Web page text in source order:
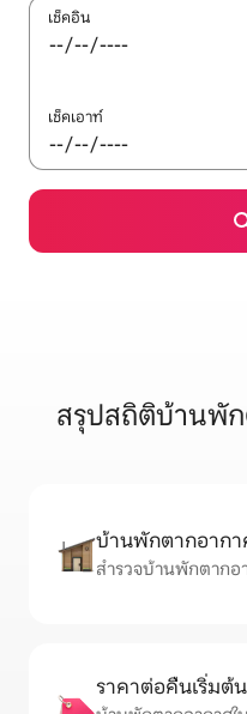
เช็คอิน
เช็คเอาท์
สรุปสถิติบ้านพัก
บ้านพักตากอาก
สำรวจบ้านพักตากอ
ราคาต่อคืนเริ่มต้